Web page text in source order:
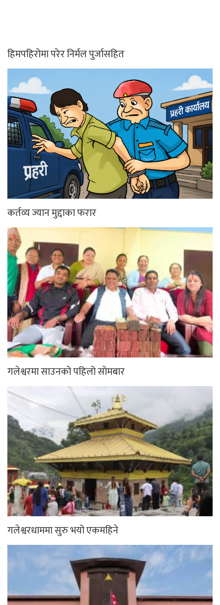
हिमपहिरोमा परेर निर्मल पुर्जासहित
कर्तव्य ज्यान मुद्दाका फरार
गलेश्वरमा साउनको पहिलो सोमबार
गलेश्वरधाममा सुरु भयो एकमहिने